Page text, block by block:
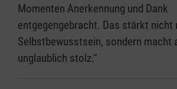
Momenten Anerkennung und Dank
entgegengebracht. Das stärkt nicht
Selbstbewusstsein, sondern macht
unglaublich stolz.“